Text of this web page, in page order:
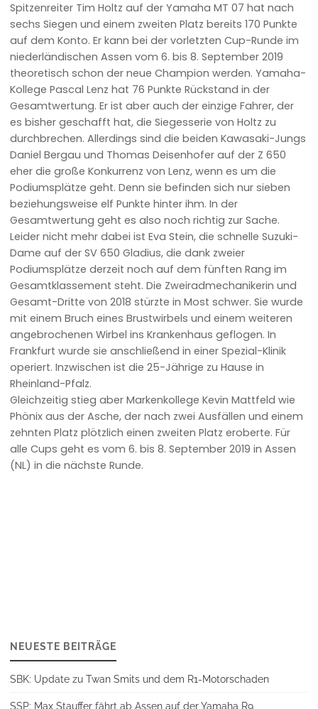
Spitzenreiter Tim Holtz auf der Yamaha MT 07 hat nach
sechs Siegen und einem zweiten Platz bereits 170 Punkte
auf dem Konto. Er kann bei der vorletzten Cup-Runde im
niederländischen Assen vom 6. bis 8. September 2019
theoretisch schon der neue Champion werden. Yamaha-
Kollege Pascal Lenz hat 76 Punkte Rückstand in der
Gesamtwertung. Er ist aber auch der einzige Fahrer, der
es bisher geschafft hat, die Siegesserie von Holtz zu
durchbrechen. Allerdings sind die beiden Kawasaki-Jungs
Daniel Bergau und Thomas Deisenhofer auf der Z 650
eher die große Konkurrenz von Lenz, wenn es um die
Podiumsplätze geht. Denn sie befinden sich nur sieben
beziehungsweise elf Punkte hinter ihm. In der
Gesamtwertung geht es also noch richtig zur Sache.
Leider nicht mehr dabei ist Eva Stein, die schnelle Suzuki-
Dame auf der SV 650 Gladius, die dank zweier
Podiumsplätze derzeit noch auf dem fünften Rang im
Gesamtklassement steht. Die Zweiradmechanikerin und
Gesamt-Dritte von 2018 stürzte in Most schwer. Sie wurde
mit einem Bruch eines Brustwirbels und einem weiteren
angebrochenen Wirbel ins Krankenhaus geflogen. In
Frankfurt wurde sie anschließend in einer Spezial-Klinik
operiert. Inzwischen ist die 25-Jährige zu Hause in
Rheinland-Pfalz.
Gleichzeitig stieg aber Markenkollege Kevin Mattfeld wie
Phönix aus der Asche, der nach zwei Ausfällen und einem
zehnten Platz plötzlich einen zweiten Platz eroberte. Für
alle Cups geht es vom 6. bis 8. September 2019 in Assen
(NL) in die nächste Runde.
NEUESTE BEITRÄGE
SBK: Update zu Twan Smits und dem R1-Motorschaden
SSP: Max Stauffer fährt ab Assen auf der Yamaha R9